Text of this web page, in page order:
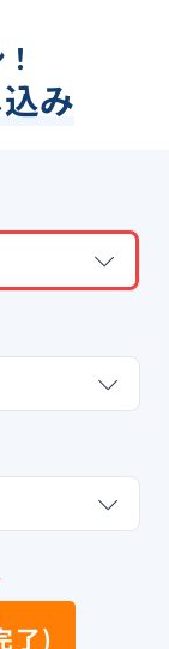
み
了)